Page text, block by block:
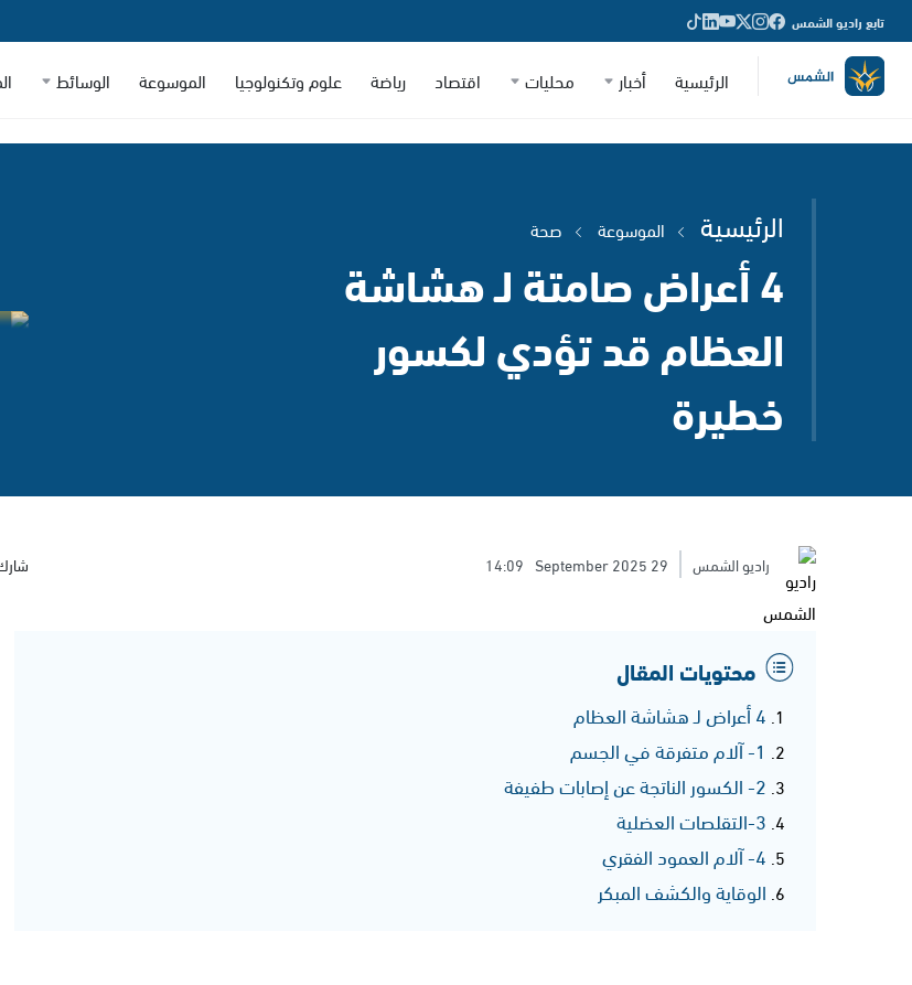
تابع راديو الشمس
الرئيسية أخبار محليات اقتصاد رياضة علوم وتكنولوجيا الموسوعة الوسائط
الرئيسية الموسوعة صحة
4 أعراض صامتة لـ هشاشة
العظام قد تؤدي لكسور
خطيرة
راديو الشمس 29 September 2025
14:09
محتويات المقال
4 أعراض لـ هشاشة العظام
1- آلام متفرقة في الجسم
2- الكسور الناتجة عن إصابات طفيفة
3-التقلصات العضلية
4- آلام العمود الفقري
الوقاية والكشف المبكر